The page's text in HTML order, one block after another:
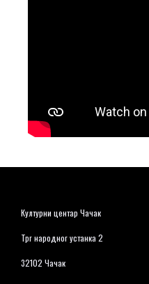
Културни центар Чачак
Трг народног устанка 2
32102 Чачак